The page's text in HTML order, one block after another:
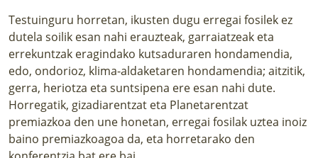
Testuinguru horretan, ikusten dugu erregai fosilek ez
dutela soilik esan nahi erauzteak, garraiatzeak eta
errekuntzak eragindako kutsaduraren hondamendia,
edo, ondorioz, klima-aldaketaren hondamendia; aitzitik,
gerra, heriotza eta suntsipena ere esan nahi dute.
Horregatik, gizadiarentzat eta Planetarentzat
premiazkoa den une honetan, erregai fosilak uztea inoiz
baino premiazkoagoa da, eta horretarako den